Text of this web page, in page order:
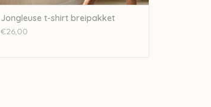
Jongleuse t-shirt breipakket
€26,00